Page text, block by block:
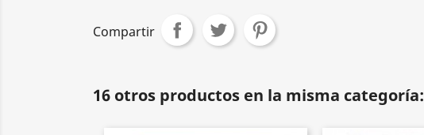
Compartir
16 otros productos en la misma categoría: